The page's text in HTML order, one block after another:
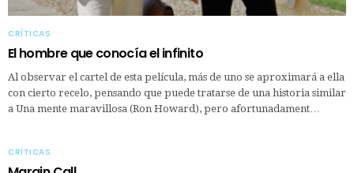
CRÍTICAS
El hombre que conocía el infinito
Al observar el cartel de esta película, más de uno se aproximará a ella
con cierto recelo, pensando que puede tratarse de una historia similar
a Una mente maravillosa (Ron Howard), pero afortunadament…
CRÍTICAS